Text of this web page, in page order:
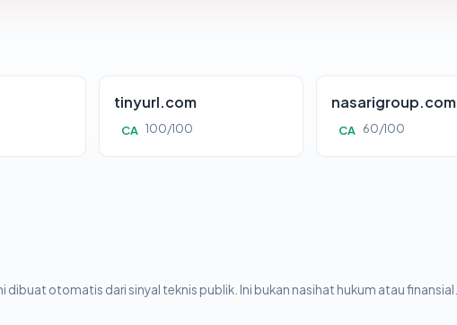
tinyurl.com
CA 100/100
nasarigroup.com
CA 60/100
dibuat otomatis dari sinyal teknis publik. Ini bukan nasihat hukum atau finansial.